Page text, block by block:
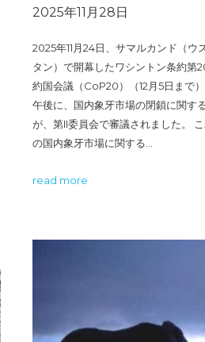
2025年11月28日
2025年11月24日、サマルカンド（ウ
タン）で開幕したワシントン条約第
約国会議（CoP20）（12月5日まで
午後に、国内象牙市場の閉鎖に関す
が、第II委員会で審議されました。
の国内象牙市場に関する…
read more